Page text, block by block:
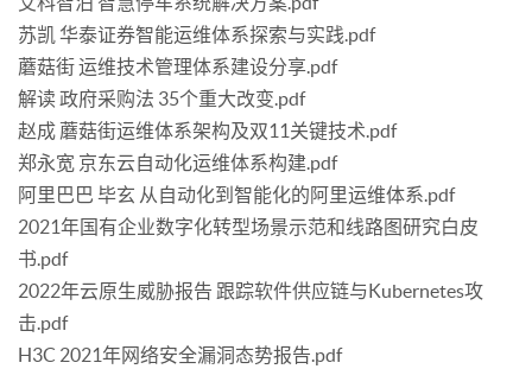
苏凯 华泰证券智能运维体系探索与实践.pdf
蘑菇街 运维技术管理体系建设分享.pdf
解读 政府采购法 35个重大改变.pdf
赵成 蘑菇街运维体系架构及双11关键技术.pdf
郑永宽 京东云自动化运维体系构建.pdf
阿里巴巴 毕玄 从自动化到智能化的阿里运维体系.pdf
2021年国有企业数字化转型场景示范和线路图研究白皮
书.pdf
2022年云原生威胁报告 跟踪软件供应链与Kubernetes攻
击.pdf
H3C 2021年网络安全漏洞态势报告.pdf